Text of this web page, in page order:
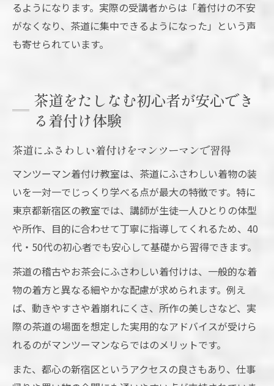
るようになります。実際の受講者からは「着付けの不安
がなくなり、茶道に集中できるようになった」という声
も寄せられています。
茶道をたしなむ初心者が安心でき
る着付け体験
茶道にふさわしい着付けをマンツーマンで習得
マンツーマン着付け教室は、茶道にふさわしい着物の装
いを一対一でじっくり学べる点が最大の特徴です。特に
東京都新宿区の教室では、講師が生徒一人ひとりの体型
や所作、目的に合わせて丁寧に指導してくれるため、40
代・50代の初心者でも安心して基礎から習得できます。
茶道の稽古やお茶会にふさわしい着付けは、一般的な着
物の着方と異なる細やかな配慮が求められます。例え
ば、動きやすさや着崩れにくさ、所作の美しさなど、実
際の茶道の場面を想定した実用的なアドバイスが受けら
れるのがマンツーマンならではのメリットです。
また、都心の新宿区というアクセスの良さもあり、仕事